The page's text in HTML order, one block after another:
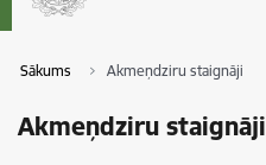
Sākums Akmeņdziru staignāji
Akmeņdziru staignāji